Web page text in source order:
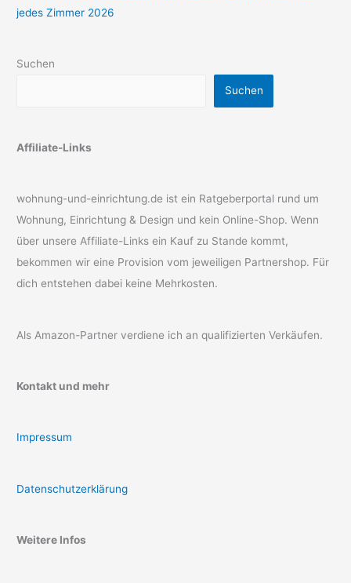
jedes Zimmer 2026
Suchen
Suchen
Affiliate-Links
wohnung-und-einrichtung.de ist ein Ratgeberportal rund um
Wohnung, Einrichtung & Design und kein Online-Shop. Wenn
über unsere Affiliate-Links ein Kauf zu Stande kommt,
bekommen wir eine Provision vom jeweiligen Partnershop. Für
dich entstehen dabei keine Mehrkosten.
Als Amazon-Partner verdiene ich an qualifizierten Verkäufen.
Kontakt und mehr
Impressum
Datenschutzerklärung
Weitere Infos